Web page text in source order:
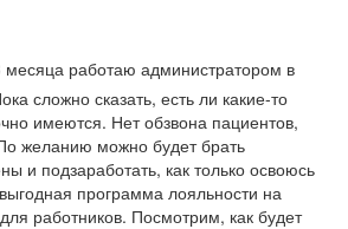
месяца работаю администратором в
сложно сказать, есть ли какие-то
имеются. Нет обзвона пациентов,
желанию можно будет брать
и подзаработать, как только освоюсь
программа лояльности на
работников. Посмотрим, как будет